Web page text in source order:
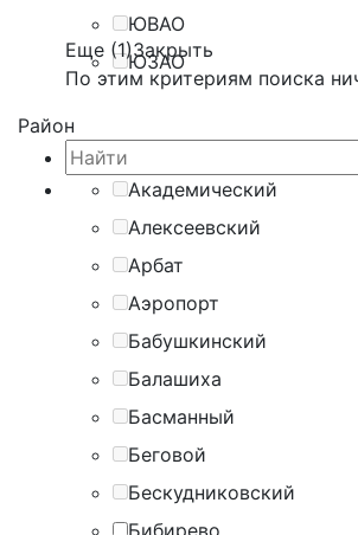
ЮВАО
ЮЗАО
Еще (1)Закрыть
По этим критериям поиска
Район
Академический
Алексеевский
Арбат
Аэропорт
Бабушкинский
Балашиха
Басманный
Беговой
Бескудниковский
Бибирево